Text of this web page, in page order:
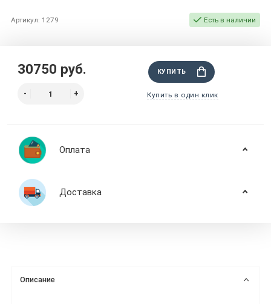
Артикул: 1279 Есть в наличии
30750 руб. КУПИТЬ
Купить в один клик
Оплата
Доставка
Описание